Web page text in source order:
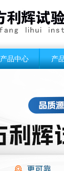
产品中心 产